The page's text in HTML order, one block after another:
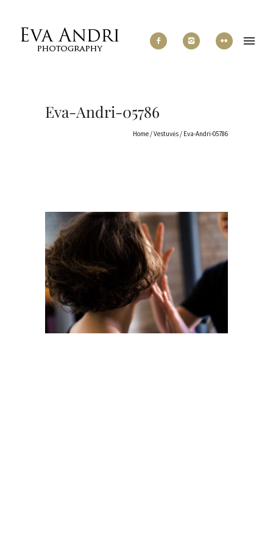
Eva-Andri-05786
Home /Vestuvės / Eva-Andri-05786